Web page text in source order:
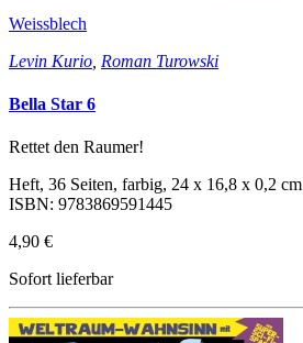
Weissblech
Levin Kurio Roman Turowski
Bella Star 6
Rettet den Raumer!
Heft, 36 Seiten, farbig, 24 x 16,8 x 0,2 cm
ISBN: 9783869591445
4,90 €
Sofort lieferbar